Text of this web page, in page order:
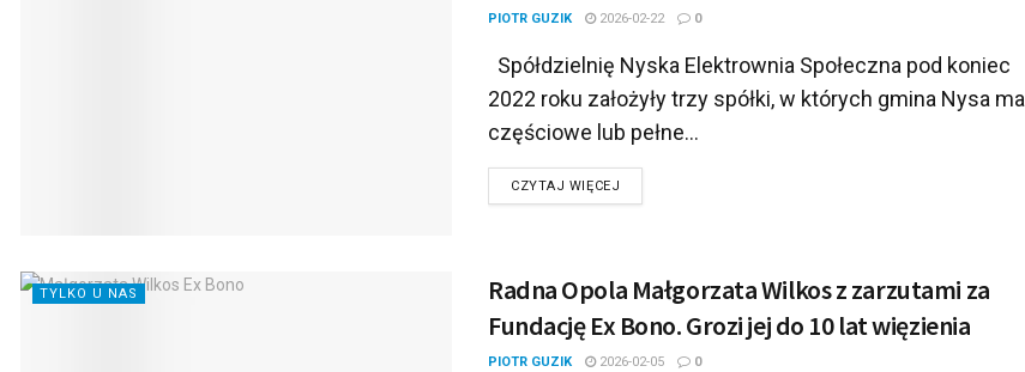
PIOTR GUZIK 2026-02-22 0
Spółdzielnię Nyska Elektrownia Społeczna pod koniec
2022 roku założyły trzy spółki, w których gmina Nysa ma
częściowe lub pełne...
CZYTAJ WIĘCEJ
TYLKO U NAS
Radna Opola Małgorzata Wilkos z zarzutami za
Fundację Ex Bono. Grozi jej do 10 lat więzienia
PIOTR GUZIK 2026-02-05 0